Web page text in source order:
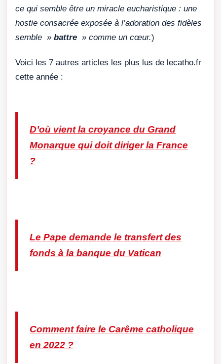
ce qui semble être un miracle eucharistique : une
hostie consacrée exposée à l’adoration des fidèles
semble » battre » comme un cœur.)
Voici les 7 autres articles les plus lus de lecatho.fr
cette année :
D’où vient la croyance du Grand
Monarque qui doit diriger la France
?
Le Pape demande le transfert des
fonds à la banque du Vatican
Comment faire le Carême catholique
en 2022 ?